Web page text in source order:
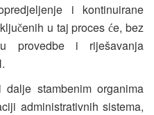
i kontinuirane
čenih u taj procesće, bez
provedbe i riješavanja
stambenim organima
administrativnih sistema,